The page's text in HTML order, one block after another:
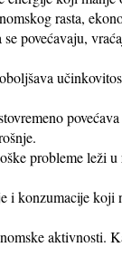
rasta,
povećavaju,
probleme leži
i konzumacije koji
aktivnosti.